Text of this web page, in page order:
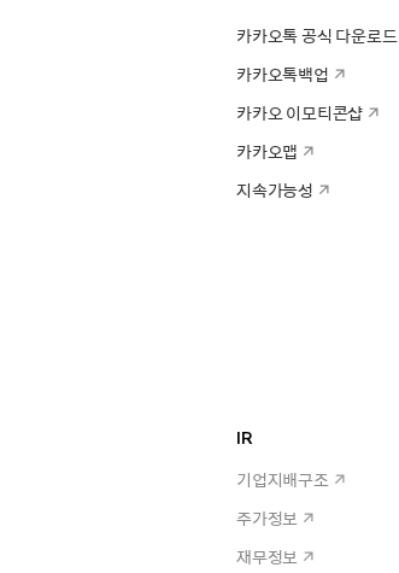
카카오톡 공식 다운로드
카카오톡백업
카카오 이모티콘샵
카카오맵
지속가능성
IR
기업지배구조
주가정보
재무정보